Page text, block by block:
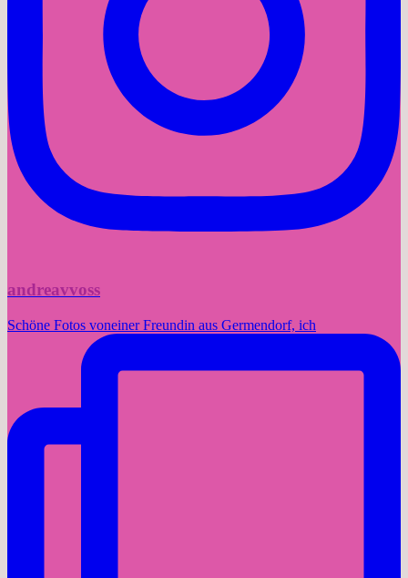
andreavvoss
Schöne Fotos voneiner Freundin aus Germendorf, ich